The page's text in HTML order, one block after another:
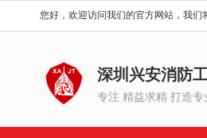
您好，欢迎访问我们的官方网站，我们
深圳兴安消防
专注 精益求精 打造专